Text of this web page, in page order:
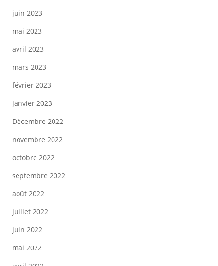
juin 2023
mai 2023
avril 2023
mars 2023
février 2023
janvier 2023
Décembre 2022
novembre 2022
octobre 2022
septembre 2022
août 2022
juillet 2022
juin 2022
mai 2022